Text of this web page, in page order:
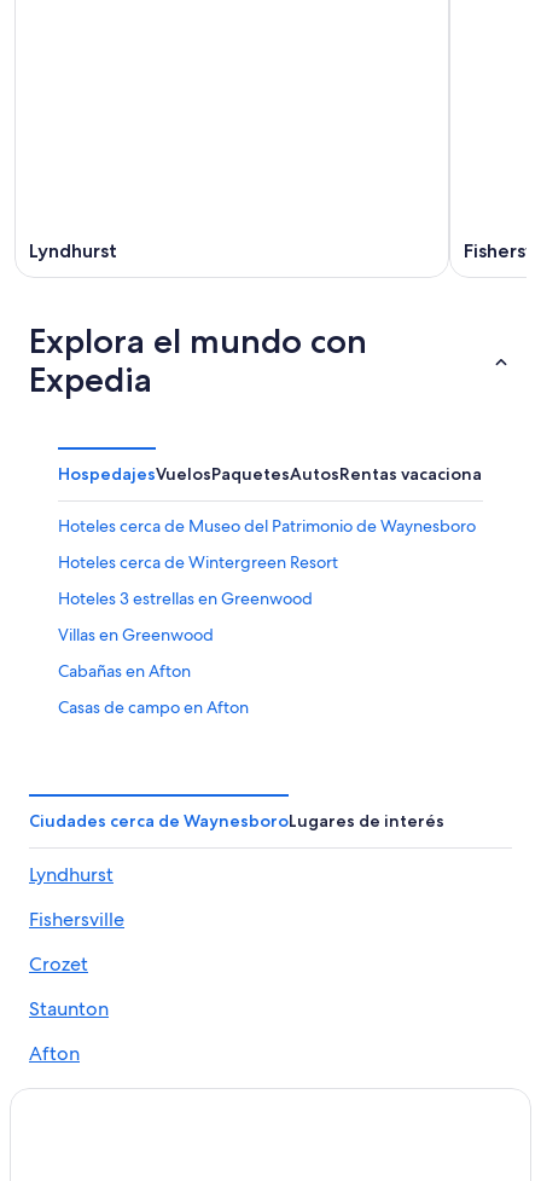
Lyndhurst
Explora el mundo con
Expedia
HospedajesVuelosPaquetesAutosRentas vacacionales
Hoteles cerca de Museo del Patrimonio de Waynesboro
Hoteles cerca de Wintergreen Resort
Hoteles 3 estrellas en Greenwood
Villas en Greenwood
Cabañas en Afton
Casas de campo en Afton
Cabañas en Staunton
Hoteles baratos en Staunton
Hoteles con bar en Staunton
Hoteles cerca de Veritas Vineyard and Winery
Hoteles 3 estrellas en Stuarts Draft
Hoteles 4 estrellas en Stuarts Draft
Hoteles baratos en Stuarts Draft
Ciudades cerca de WaynesboroLugares de interés
Lyndhurst
Fishersville
Crozet
Staunton
Afton